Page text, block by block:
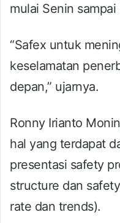
mulai Senin
“Safex untuk
keselamatan
depan,” ujarnya.
Ronny Irianto
hal yang terdapat
presentasi safety
structure dan
rate dan trends).